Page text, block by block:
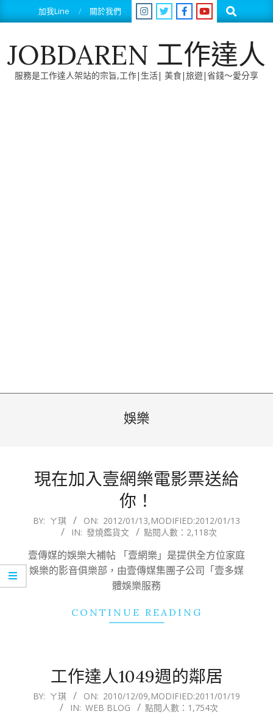
to
加我Line 關於我們 Search
JOBDAREN 工作達人
服務是工作達人架站的宗旨,工作|生活| 美食|旅遊|省錢～愛分享
娛樂
現在加入壹網樂電影票送給
你！
2012-
13
BY: ㄚ琪 ON: 2012/01/13,MODIFIED:2012/01/13
IN: 發燒鑑貨文 點閱人數：2,118次
壹傳媒的娛樂大補帖 「壹網樂」是提供全方位家庭
娛樂的影音俱樂部，由壹傳媒集團子公司「壹多媒
體娛樂服務
CONTINUE READING
工作達人1049週的鄰居
2010-
BY: ㄚ琪 ON: 2010/12/09,MODIFIED:2011/01/19
IN: WEB BLOG 點閱人數：1,754次